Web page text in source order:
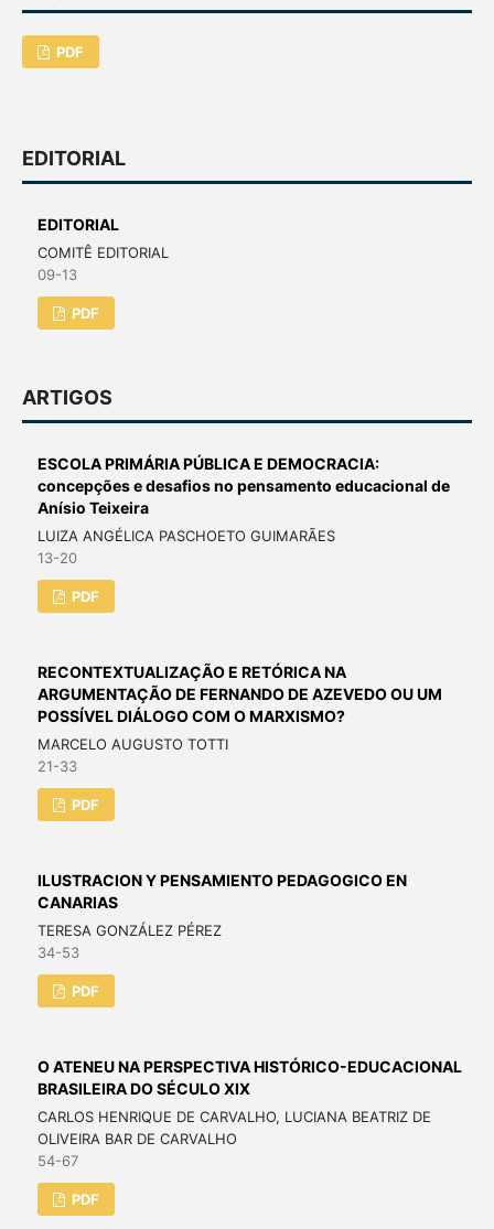
PDF
EDITORIAL
EDITORIAL
COMITÊ EDITORIAL
09-13
PDF
ARTIGOS
ESCOLA PRIMÁRIA PÚBLICA E DEMOCRACIA:
concepções e desafios no pensamento educacional de
Anísio Teixeira
LUIZA ANGÉLICA PASCHOETO GUIMARÃES
13-20
PDF
RECONTEXTUALIZAÇÃO E RETÓRICA NA
ARGUMENTAÇÃO DE FERNANDO DE AZEVEDO OU UM
POSSÍVEL DIÁLOGO COM O MARXISMO?
MARCELO AUGUSTO TOTTI
21-33
PDF
ILUSTRACION Y PENSAMIENTO PEDAGOGICO EN
CANARIAS
TERESA GONZÁLEZ PÉREZ
34-53
PDF
O ATENEU NA PERSPECTIVA HISTÓRICO-EDUCACIONAL
BRASILEIRA DO SÉCULO XIX
CARLOS HENRIQUE DE CARVALHO, LUCIANA BEATRIZ DE
OLIVEIRA BAR DE CARVALHO
54-67
PDF